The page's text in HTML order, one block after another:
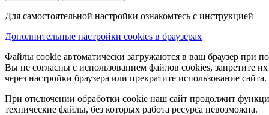
Для самостоятельной настройки ознакомтесь с инструкцией
Дополнительные настройки cookies в браузерах
Файлы cookie автоматически загружаются в ваш браузер при
Вы не согласны с использованием файлов cookies, запретите
через настройки браузера или прекратите использование сайта.
При отключении обработки cookie наш сайт продолжит
технические файлы, без которых работа ресурса невозможна.